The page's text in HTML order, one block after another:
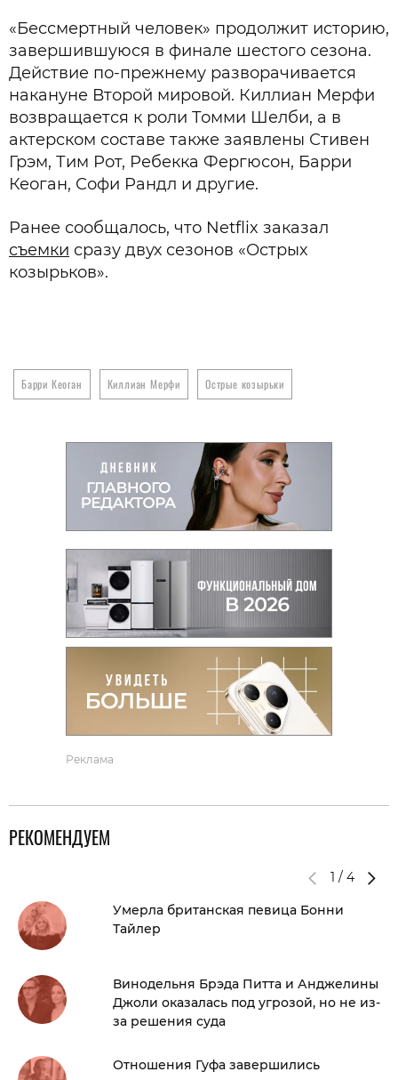
«Бессмертный человек» продолжит историю,
завершившуюся в финале шестого сезона.
Действие по-прежнему разворачивается
накануне Второй мировой. Киллиан Мерфи
возвращается к роли Томми Шелби, а в
актерском составе также заявлены Стивен
Грэм, Тим Рот, Ребекка Фергюсон, Барри
Кеоган, Софи Рандл и другие.
Ранее сообщалось, что Netflix заказал
съемки сразу двух сезонов «Острых
козырьков».
Барри Кеоган Киллиан Мерфи Острые козырьки
Реклама
РЕКОМЕНДУЕМ
1 / 4
Умерла британская певица Бонни
Тайлер
Винодельня Брэда Питта и Анджелины
Джоли оказалась под угрозой, но не из-
за решения суда
Отношения Гуфа завершились